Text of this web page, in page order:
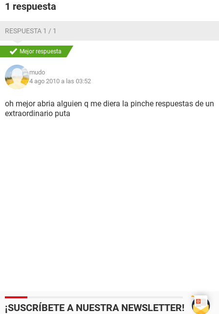
1 respuesta
RESPUESTA 1 / 1
Mejor respuesta
mudo
4 ago 2010 a las 03:52
oh mejor abria alguien q me diera la pinche respuestas de un
extraordinario puta
¡SUSCRÍBETE A NUESTRA NEWSLETTER!